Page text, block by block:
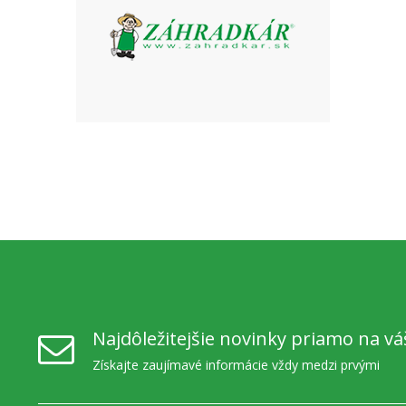
Najdôležitejšie novinky priamo na
Získajte zaujímavé informácie vždy medzi prvými